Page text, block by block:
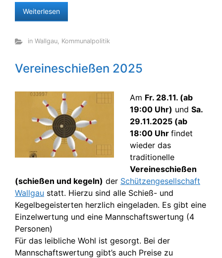
Weiterlesen
in Wallgau, Kommunalpolitik
Vereineschießen 2025
Am Fr. 28.11. (ab
19:00 Uhr) und Sa.
29.11.2025 (ab
18:00 Uhr findet
wieder das
traditionelle
Vereineschießen
(schießen und kegeln) der Schützengesellschaft
Wallgau statt. Hierzu sind alle Schieß- und
Kegelbegeisterten herzlich eingeladen. Es gibt eine
Einzelwertung und eine Mannschaftswertung (4
Personen)
Für das leibliche Wohl ist gesorgt. Bei der
Mannschaftswertung gibt’s auch Preise zu